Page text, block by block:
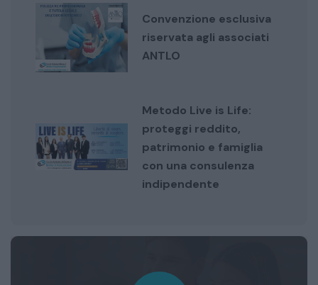
Convenzione esclusiva
riservata agli associati
ANTLO
Metodo Live is Life:
proteggi reddito,
patrimonio e famiglia
con una consulenza
indipendente